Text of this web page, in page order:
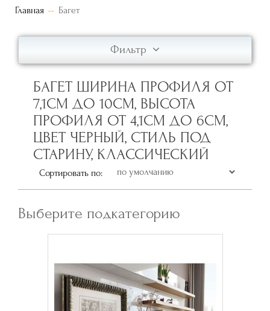
Главная Багет
Фильтр
БАГЕТ ШИРИНА ПРОФИЛЯ ОТ
7,1СМ ДО 10СМ, ВЫСОТА
ПРОФИЛЯ ОТ 4,1СМ ДО 6СМ,
ЦВЕТ ЧЕРНЫЙ, СТИЛЬ ПОД
СТАРИНУ, КЛАССИЧЕСКИЙ
Сортировать по:
Выберите подкатегорию